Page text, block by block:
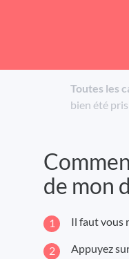
Toutes les
bien été
de mon
Il faut vous
Appuyez